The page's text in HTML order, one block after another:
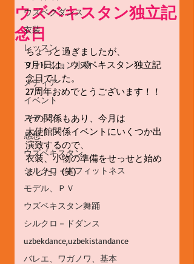
ウズベクダンス
衣装
レッスン
ファッション小物
メディア
イベント
ステ－ジ
感想
ウズベキスタン
シルクロ－ドフィットネス
モデル、ＰＶ
ウズベキスタン舞踊
シルクロ－ドダンス
uzbekdance,uzbekistandance
バレエ、ワガノワ、基本
ウズベキスタン独立記
念日
ちょっと過ぎましたが、
9月1日は、ウズベキスタン独立記
念日でした。
27周年おめでとうございます！！
その関係もあり、今月は
大使館関係イベントにいくつか出
演致するので、
衣装、小物の準備をせっせと始め
ました。(笑)